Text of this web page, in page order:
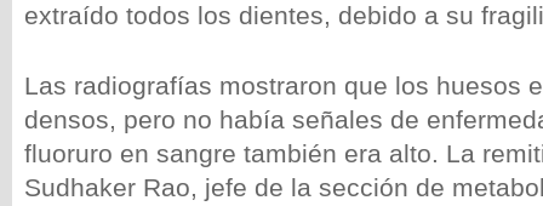
extraído todos los dientes, debido a su
Las radiografías mostraron que los huesos
densos, pero no había señales de
fluoruro en sangre también era alto. La
Sudhaker Rao, jefe de la sección de
wp-